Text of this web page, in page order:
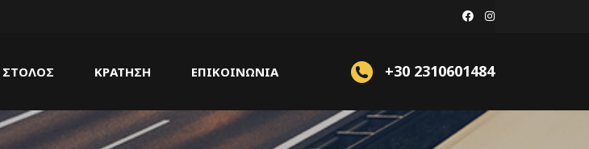
+30 2310601484
ΣΤΟΛΟΣ ΚΡΑΤΗΣΗ ΕΠΙΚΟΙΝΩΝΙΑ